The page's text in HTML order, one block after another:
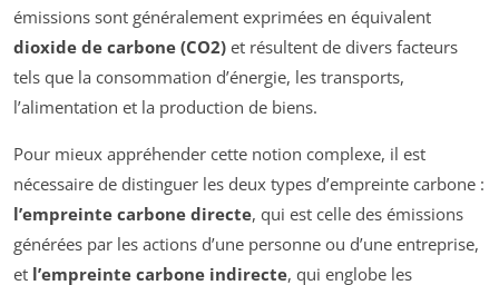
émissions sont généralement exprimées en équivalent
dioxide de carbone (CO2) et résultent de divers facteurs
tels que la consommation d’énergie, les transports,
l’alimentation et la production de biens.
Pour mieux appréhender cette notion complexe, il est
nécessaire de distinguer les deux types d’empreinte carbone :
l’empreinte carbone directe, qui est celle des émissions
générées par les actions d’une personne ou d’une entreprise,
et l’empreinte carbone indirecte, qui englobe les